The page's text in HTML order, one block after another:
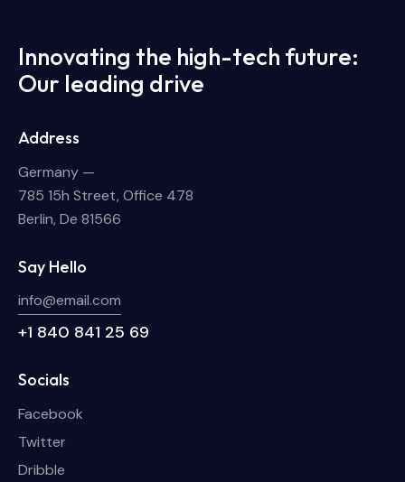
Innovating the high-tech future:
Our leading drive
Address
Germany —
785 15h Street, Office 478
Berlin, De 81566
Say Hello
info@email.com
+1 840 841 25 69
Socials
Facebook
Twitter
Dribble